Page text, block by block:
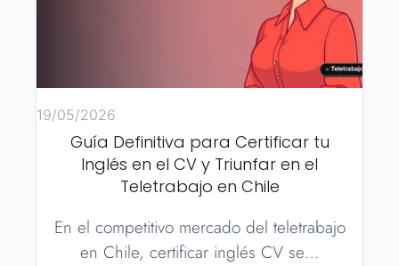
19/05/2026
Guía Definitiva para Certificar tu
Inglés en el CV y Triunfar en el
Teletrabajo en Chile
En el competitivo mercado del teletrabajo
en Chile, certificar inglés CV se…